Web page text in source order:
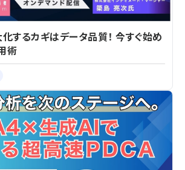
するカギはデータ品質！ 今すぐ始め
術